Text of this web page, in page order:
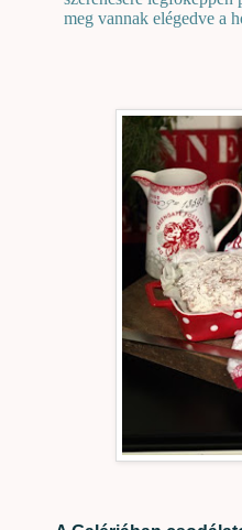
meg vannak elégedve a